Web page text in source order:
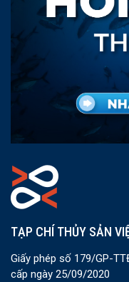
TẠP CHÍ THỦY SẢN
Giấy phép số 179/GP-
cấp ngày 25/09/2020